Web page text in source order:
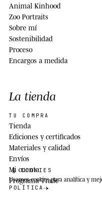
Animal Kinhood
Zoo Portraits
Sobre mí
Sostenibilidad
Proceso
Encargos a medida
La tienda
TU COMPRA
Tienda
Ediciones y certificados
Materiales y calidad
Envíos
Mi cuenta
Programa Trade
§ COOKIES
Usamos cookiespara analítica y
POLÍTICA